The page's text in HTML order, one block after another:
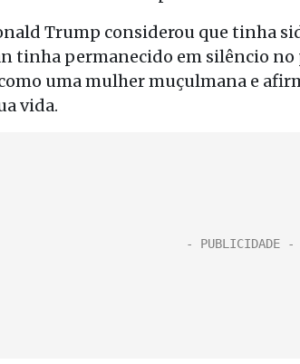
Trump considerou que tinha
tinha permanecido em silêncio
uma mulher muçulmana e
vida.